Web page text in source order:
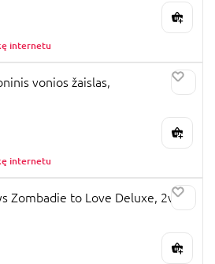
internetu
vonios žaislas,
internetu
Zombadie to Love Deluxe, 2vnt.,